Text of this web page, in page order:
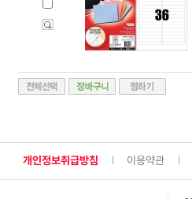
개인정보취급방침 이용약관